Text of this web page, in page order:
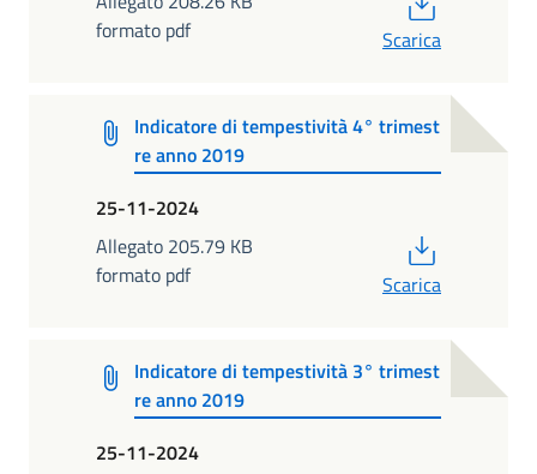
formato pdf
Scarica
Indicatore di tempestività 4° trimest
re anno 2019
25-11-2024
Allegato 205.79 KB
formato pdf
Scarica
Indicatore di tempestività 3° trimest
re anno 2019
25-11-2024